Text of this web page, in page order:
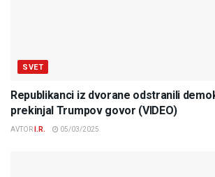
SVET
Republikanci iz dvorane odstranili
prekinjal Trumpov govor (VIDEO)
AVTOR I.R. 05/03/2025